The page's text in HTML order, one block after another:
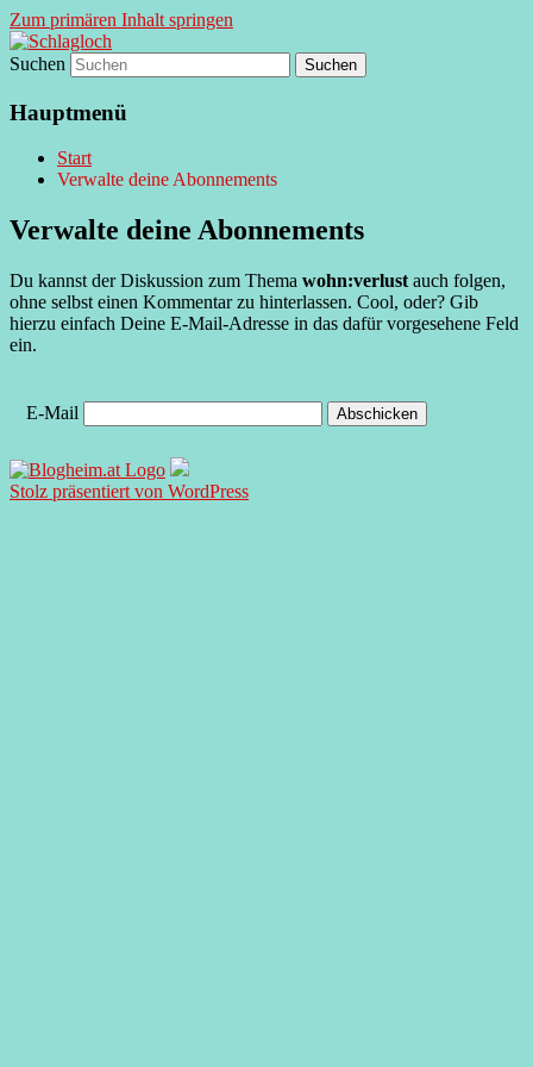
Zum primären Inhalt springen
Schlagloch
supersberger taggedanken
Suchen
Hauptmenü
Start
Verwalte deine Abonnements
Verwalte deine Abonnements
Du kannst der Diskussion zum Thema wohn:verlust auch folgen,
ohne selbst einen Kommentar zu hinterlassen. Cool, oder? Gib
hierzu einfach Deine E-Mail-Adresse in das dafür vorgesehene Feld
ein.
E-Mail
Stolz präsentiert von WordPress